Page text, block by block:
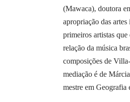
(Mawaca), doutora
apropriação das
primeiros artistas
relação da música
composições de
mediação é de
mestre em Geografia